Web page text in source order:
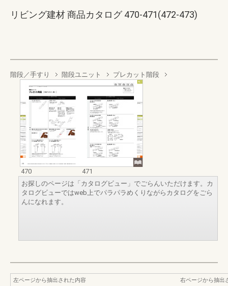
リビング建材 商品カタログ 470-471(472-473)
階段／手すり 階段ユニット プレカット階段
470
471
お探しのページは「カタログビュー」でごらんいただけます。カ
タログビューではweb上でパラパラめくりながらカタログをごら
んになれます。
左ページから抽出された内容
右ページから抽出